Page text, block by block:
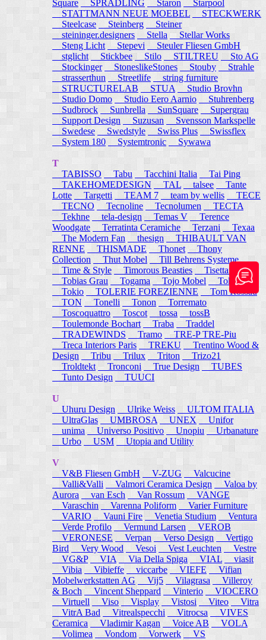
Square
SPRADLING Staron
Starpool
STATTMANN NEUE MOEBEL
STECKWERK
Steelcase
Steinberg
Steiner
steininger.designers
Stella Stellar Works
Steng Licht
Stepevi
Steuler Fliesen GmbH
stglicht
Stickbee Stilo STILTREU
Sto AG
Stockinger
StoneslikeStones Stouby
Strahle
strasserthun
Streetlife
string furniture
STRUCTURELAB
STUA
Studio Brovhn
Studio Domo
Studio Eero Aarnio
Stuhrenberg
Sudbrock
Sunbrella SunSquare
Supergrau
Support Design
Suzusan
Svensson Markspelle
Swedese
Swedstyle Swiss Plus
Swissflex
System 180
Systemtronic Sywawa
T
TABISSO
Tabu Tacchini Italia
Tai Ping
TAKEHOMEDESIGN
TAL talsee
Tante
Lotte
Targetti TEAM 7 team by wellis
TECE
TECNO
Tecnoline Tecnolumen
TECTA
Tekhne
tela-design Temas V
Terence
Woodgate
Terratinta Ceramiche Terzani
Texaa
The Modern Fan
thesign
THIBAULT VAN
RENNE
THISMADE Thonet
Thony
Collection
Thut Mobel
Till Behrens Systeme
Time & Style
Timorous Beasties
Tisettanta
Tobias Grau
Togama Tojo Mobel
Token
Tokio
TOLERIE FOREZIENNE
Tom Rossau
TON
Tonelli Tonon
Torremato
Toscoquattro
Toscot tossa
tossB
Toulemonde Bochart
Traba
Traddel
TRADEWINDS
Tramo
TRE-P TRE-Piu
Treca Interiors Paris
TREKU
Trentino Wood &
Design
Tribu Trilux Triton
Trizo21
Troldtekt Tronconi True Design
TUBES
Tunto Design
TUUCI
U
Uhuru Design
Ulrike Weiss
ULTOM ITALIA
UltraGlas
UMBROSA UNEX
Unifor
unima
Universo Positivo Unopiu
Urbanature
Urbo
USM Utopia and Utility
V
V&B Fliesen GmbH
V-ZUG
Valcucine
Valli&Valli
Valmori Ceramica Design
Valoa by
Aurora
van Esch Van Rossum
VANGE
Varaschin
Varenna Poliform
Varier Furniture
VARIO
Vauni Fire Venetia Studium
Ventura
Verde Profilo
Vermund Larsen
VEROB
VERONESE
Verpan Verso Design
Vertigo
Bird
Very Wood Vesoi Vest Leuchten
Vestre
VG&P
VIA Via Della Spiga VIAL
viasit
Vibia
Vibieffe viccarbe VIEFE
Vifian
Mobelwerkstatten AG
Vij5 Vilagrasa
Villeroy
& Boch
Vincent Sheppard Vinterio
VIOCERO
Virtuell
Viso Visplay Vistosi Viteo
Vitra
VitrA Bad
Vitrealspecchi Vitrocsa
VIVES
Ceramica
Vladimir Kagan Voice AB
VOLA
Volimea
Vondom Vorwerk VS